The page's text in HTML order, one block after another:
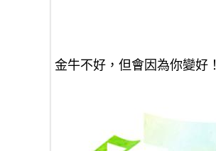
金牛不好，但會因為你變好！